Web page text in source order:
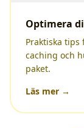
Optimera
Praktiska
caching och
paket.
Läs mer →